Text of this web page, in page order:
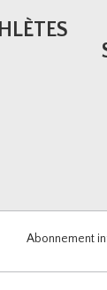
Abonnement